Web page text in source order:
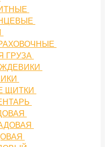
ГРУЗА
ЩИТКИ